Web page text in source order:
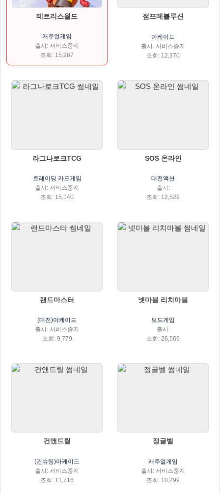
테트리스월드
캐주얼게임
출시: 서비스중지
조회: 15,267
점프레볼루션
아케이드
출시: 서비스중지
조회: 12,370
라그나로크TCG
트레이딩 카드게임
출시: 서비스중지
조회: 15,140
SOS 온라인
대전액션
출시:
조회: 12,529
랜드마스터
(대전)아케이드
출시: 서비스중지
조회: 9,779
넷마블 리치마블
보드게임
출시:
조회: 26,569
건앤드릴
(건슈팅)아케이드
출시: 서비스중지
조회: 11,716
정글벨
캐주얼게임
출시: 서비스중지
조회: 10,299